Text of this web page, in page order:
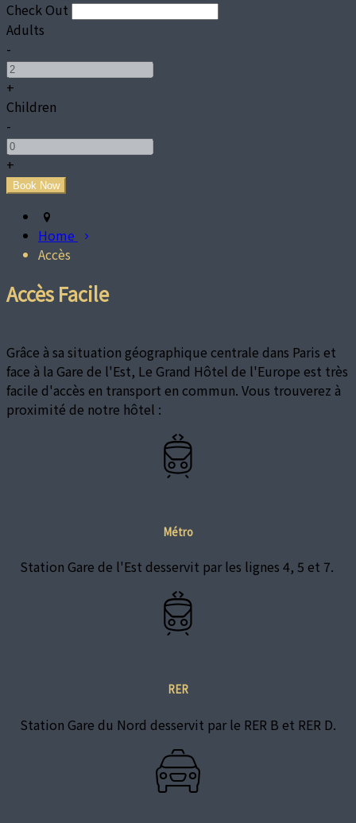
Check Out
Adults
-
+
Children
-
+
Home
Accès
Accès Facile
Grâce à sa situation géographique centrale dans Paris et
face à la Gare de l'Est, Le Grand Hôtel de l'Europe est très
facile d'accès en transport en commun. Vous trouverez à
proximité de notre hôtel :
Métro
Station Gare de l'Est desservit par les lignes 4, 5 et 7.
RER
Station Gare du Nord desservit par le RER B et RER D.